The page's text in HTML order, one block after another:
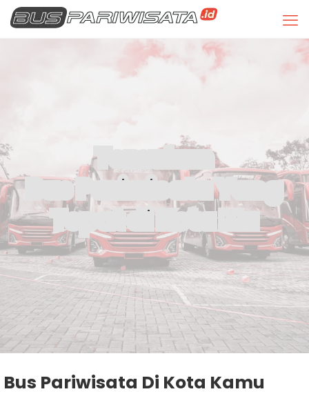
Temukan
Bus Pariwisata Yang
Tepat di Kota Mu
Bus Pariwisata Di Kota Kamu